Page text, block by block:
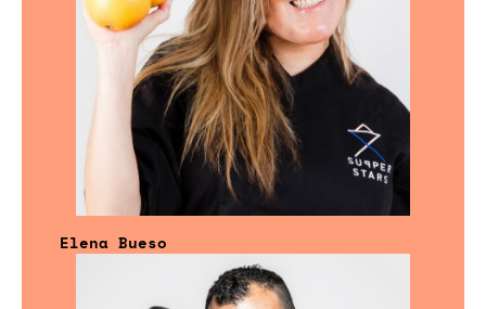
Elena Bueso